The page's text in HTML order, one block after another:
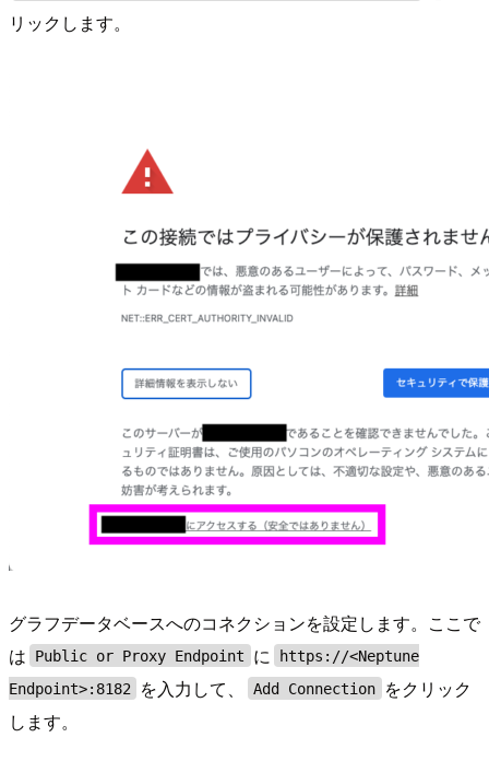
リックします。
グラフデータベースへのコネクションを設定します。ここで
は
Public or Proxy Endpoint に
https://<Neptune
Endpoint>:8182
を入力して、 Add Connection
をクリック
します。